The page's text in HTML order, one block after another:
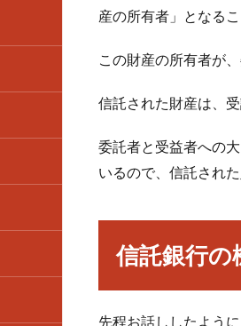
産の所有者」となるこ
この財産の所有者が
信託された財産は、
委託者と受益者への
いるので、信託され
信託銀行の
先程お話ししたよう